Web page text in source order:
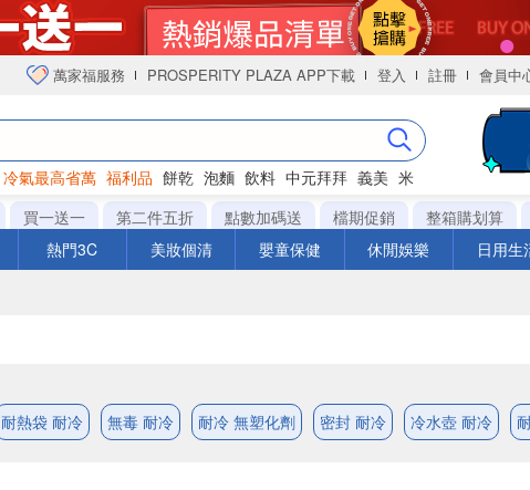
萬家福服務 PROSPERITY PLAZA APP下載 登入 註冊 會員中
冷氣最高省萬 福利品 餅乾 泡麵 飲料 中元拜拜 義美 米
買一送一 第二件五折 點數加碼送 檔期促銷 整箱購划算
熱門3C 美妝個清 嬰童保健 休閒娛樂 日用生
耐熱袋 耐冷 無毒 耐冷 耐冷 無塑化劑 密封 耐冷 冷水壺 耐冷